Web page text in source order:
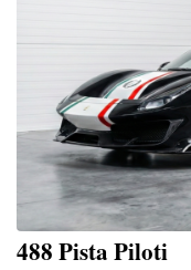
488 Pista Piloti